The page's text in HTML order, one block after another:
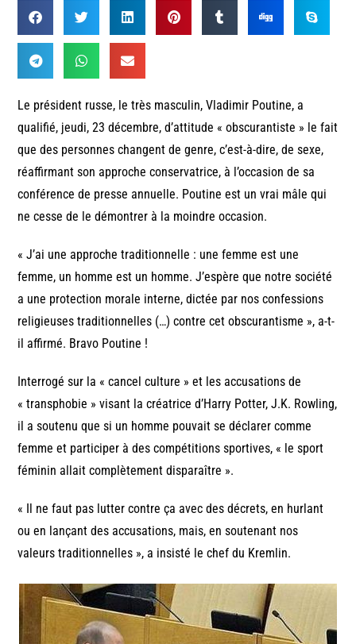
Le président russe, le très masculin, Vladimir Poutine, a
qualifié, jeudi, 23 décembre, d’attitude « obscurantiste » le fait
que des personnes changent de genre, c’est-à-dire, de sexe,
réaffirmant son approche conservatrice, à l’occasion de sa
conférence de presse annuelle. Poutine est un vrai mâle qui
ne cesse de le démontrer à la moindre occasion.
« J’ai une approche traditionnelle : une femme est une
femme, un homme est un homme. J’espère que notre société
a une protection morale interne, dictée par nos confessions
religieuses traditionnelles (…) contre cet obscurantisme », a-t-
il affirmé. Bravo Poutine !
Interrogé sur la « cancel culture » et les accusations de
« transphobie » visant la créatrice d’Harry Potter, J.K. Rowling,
il a soutenu que si un homme pouvait se déclarer comme
femme et participer à des compétitions sportives, « le sport
féminin allait complètement disparaître ».
« Il ne faut pas lutter contre ça avec des décrets, en hurlant
ou en lançant des accusations, mais, en soutenant nos
valeurs traditionnelles », a insisté le chef du Kremlin.